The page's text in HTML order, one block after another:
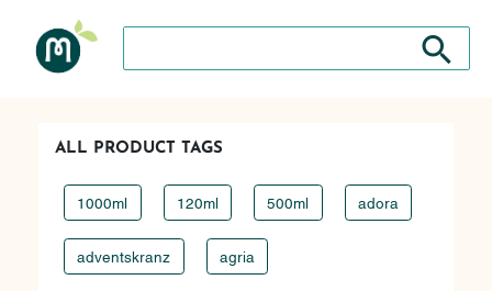
Search
ALL PRODUCT TAGS
1000ml 120ml 500ml adora
adventskranz agria